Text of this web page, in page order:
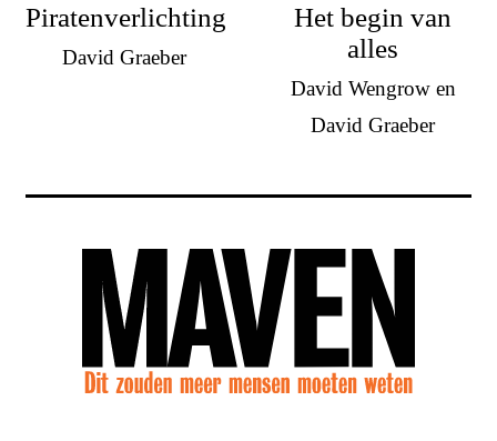
Piratenverlichting
David Graeber
Het begin van
alles
David Wengrow en
David Graeber